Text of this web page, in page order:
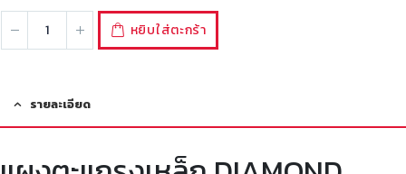
หยิบใส่ตะกร้า
รายละเอียด